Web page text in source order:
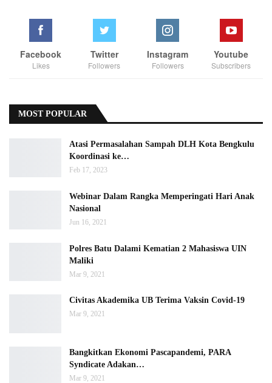
Facebook
Likes
Twitter
Followers
Instagram
Followers
Youtube
Subscribers
MOST POPULAR
Atasi Permasalahan Sampah DLH Kota Bengkulu
Koordinasi ke…
Feb 17, 2023
Webinar Dalam Rangka Memperingati Hari Anak
Nasional
Jun 16, 2021
Polres Batu Dalami Kematian 2 Mahasiswa UIN
Maliki
Mar 9, 2021
Civitas Akademika UB Terima Vaksin Covid-19
Mar 9, 2021
Bangkitkan Ekonomi Pascapandemi, PARA
Syndicate Adakan…
Mar 9, 2021